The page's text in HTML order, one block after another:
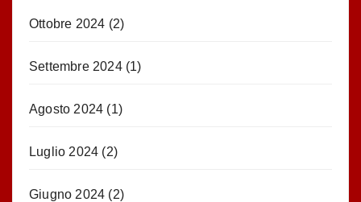
Ottobre 2024 (2)
Settembre 2024(1)
Agosto 2024 (1)
Luglio 2024 (2)
Giugno 2024 (2)